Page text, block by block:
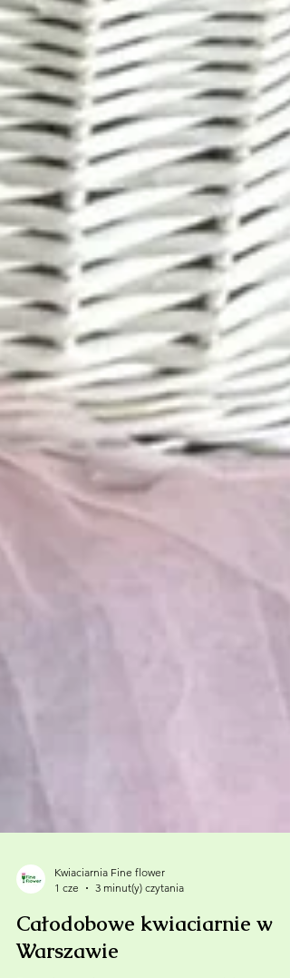
Kwiaciarnia Fine flower
1 cze
3 minut(y) czytania
Całodobowe kwiaciarnie w